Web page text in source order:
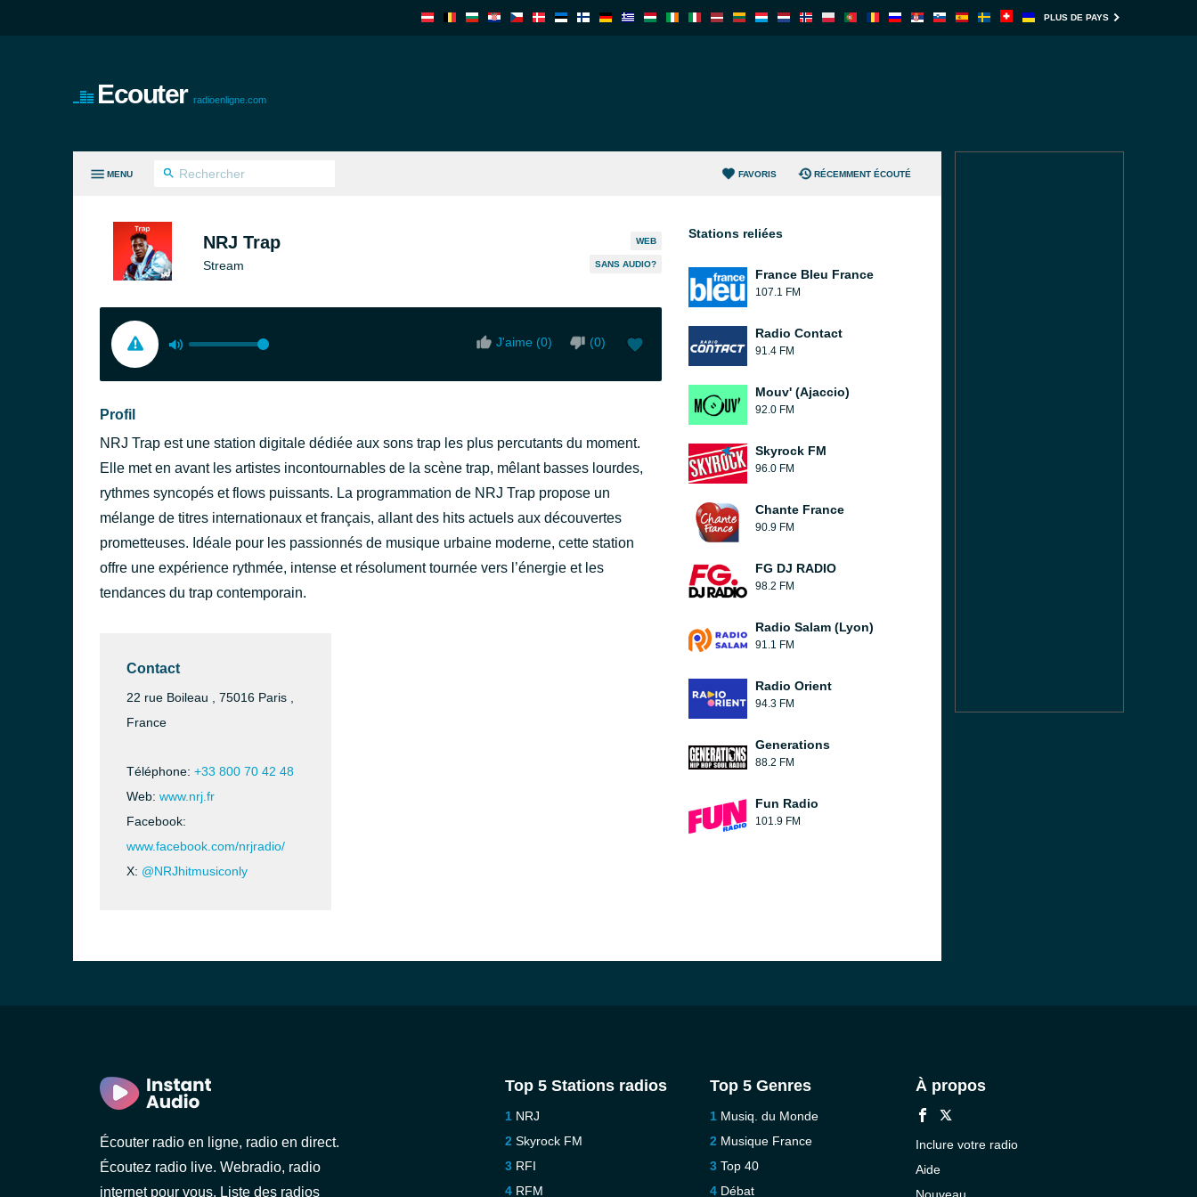
PLUS DE PAYS
Ecouter radioenligne.com
MENU FAVORIS RÉCEMMENT ÉCOUTÉ
NRJ Trap
Stream
WEB
SANS AUDIO?
J'aime (0) (0)
Profil
NRJ Trap est une station digitale dédiée aux sons trap les plus percutants du moment.
Elle met en avant les artistes incontournables de la scène trap, mêlant basses lourdes,
rythmes syncopés et flows puissants. La programmation de NRJ Trap propose un
mélange de titres internationaux et français, allant des hits actuels aux découvertes
prometteuses. Idéale pour les passionnés de musique urbaine moderne, cette station
offre une expérience rythmée, intense et résolument tournée vers l’énergie et les
tendances du trap contemporain.
Contact
22 rue Boileau , 75016 Paris ,
France
Téléphone: +33 800 70 42 48
Web: www.nrj.fr
Facebook:
www.facebook.com/nrjradio/
X: @NRJhitmusiconly
Stations reliées
France Bleu France
107.1 FM
Radio Contact
91.4 FM
Mouv' (Ajaccio)
92.0 FM
Skyrock FM
96.0 FM
Chante France
90.9 FM
FG DJ RADIO
98.2 FM
Radio Salam (Lyon)
91.1 FM
Radio Orient
94.3 FM
Generations
88.2 FM
Fun Radio
101.9 FM
Écouter radio en ligne, radio en direct.
Écoutez radio live. Webradio, radio
internet pour vous. Liste des radios
Top 5 Stations radios
NRJ
Skyrock FM
RFI
RFM
Top 5 Genres
Musiq. du Monde
Musique France
Top 40
Débat
À propos
Inclure votre radio
Aide